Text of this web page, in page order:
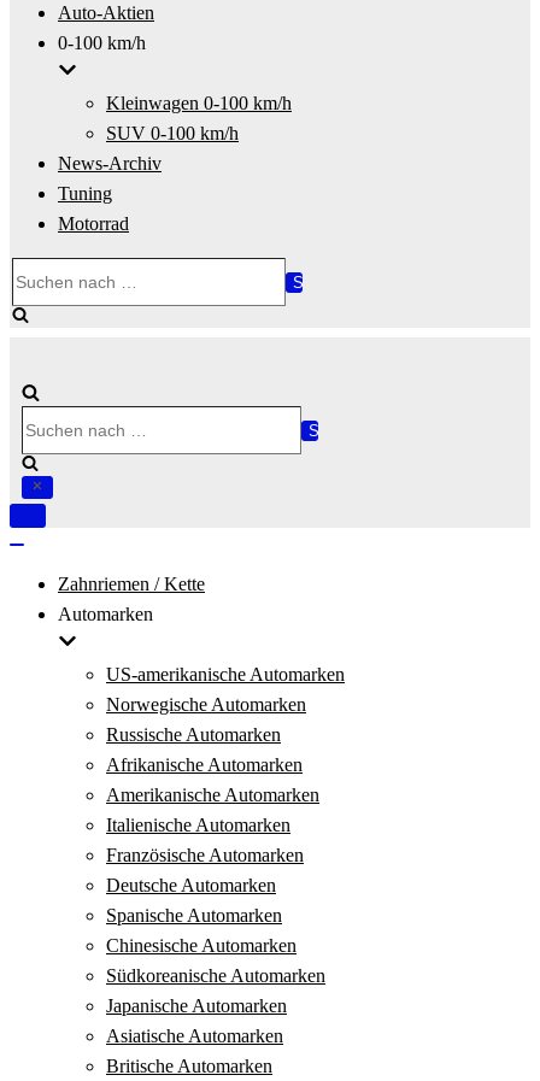
Auto-Aktien
0-100 km/h
Kleinwagen 0-100 km/h
SUV 0-100 km/h
News-Archiv
Tuning
Motorrad
nach …
nach …
Navigation
Zahnriemen / Kette
Automarken
US-amerikanische Automarken
Norwegische Automarken
Russische Automarken
Afrikanische Automarken
Amerikanische Automarken
Italienische Automarken
Französische Automarken
Deutsche Automarken
Spanische Automarken
Chinesische Automarken
Südkoreanische Automarken
Japanische Automarken
Asiatische Automarken
Britische Automarken